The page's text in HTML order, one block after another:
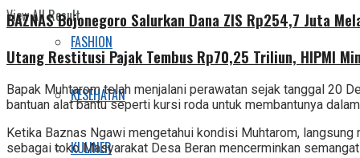
View All Result
FASHION
KESEHATAN
KULINER
BAZNAS Bojonegoro Salurkan Dana ZIS Rp254,7 Juta
Utang Restitusi Pajak Tembus Rp70,25 Triliun, HIPMI
Bapak Muhtarom telah menjalani perawatan sejak tanggal 20
bantuan alat bantu seperti kursi roda untuk membantunya
Ketika Baznas Ngawi mengetahui kondisi Muhtarom,
sebagai toko Masyarakat Desa Beran mencerminkan